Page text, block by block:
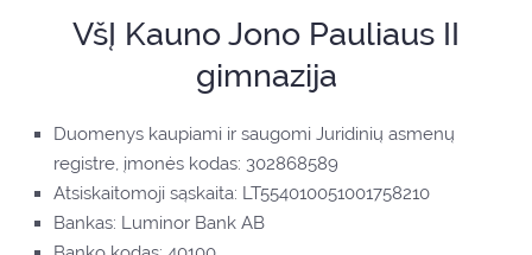
VšĮ Kauno Jono Pauliaus II
gimnazija
Duomenys kaupiami ir saugomi Juridinių asmenų
registre, įmonės kodas: 302868589
Atsiskaitomoji sąskaita: LT554010051001758210
Bankas: Luminor Bank AB